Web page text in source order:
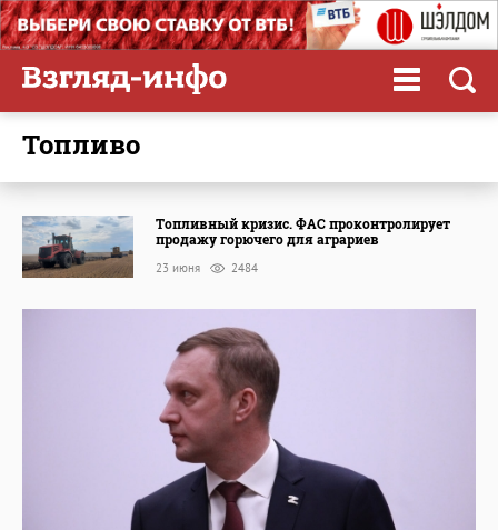
топливо
Топливный кризис. ФАС проконтролирует
продажу горючего для аграриев
23 июня 2484